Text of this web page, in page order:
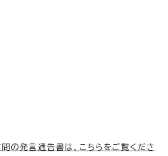
の発言通告書は、こちらをご覧くださ